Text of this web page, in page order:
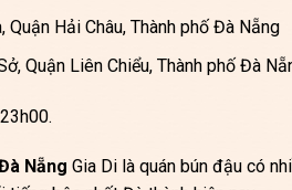
Hải Châu, Thành phố Đà Nẵng
Quận Liên Chiểu, Thành phố Đà
Nẵng Gia Di là quán bún đậu có